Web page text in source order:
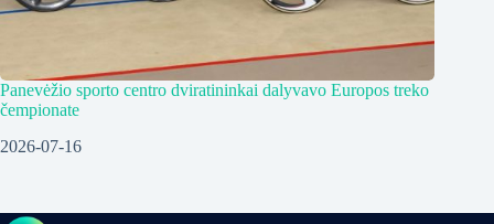
Panevėžio sporto centro dviratininkai dalyvavo Europos treko
čempionate
2026-07-16